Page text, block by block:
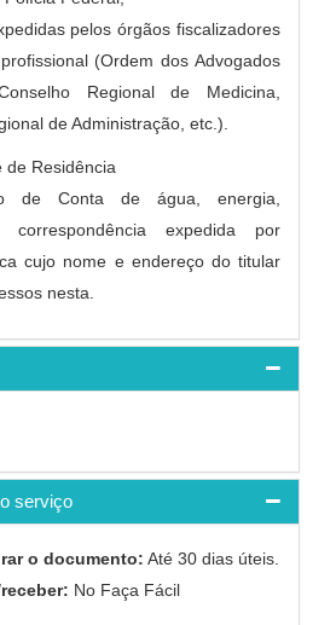
pelos órgãos fiscalizadores
(Ordem dos Advogados
Regional de Medicina,
de Administração, etc.).
de Residência
de Conta de água, energia,
correspondência expedida por
cujo nome e endereço do titular
nesta.
serviço
o documento: Até 30 dias úteis.
No Faça Fácil